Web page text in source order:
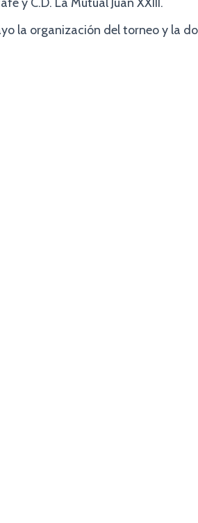
la organización del torneo y la